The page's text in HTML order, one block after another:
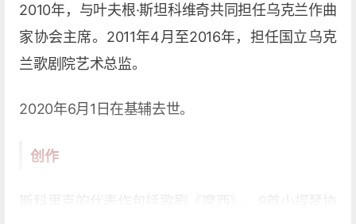
2010年，与叶夫根·斯坦科维奇共同担任乌克兰作曲
家协会主席。2011年4月至2016年，担任国立乌克
兰歌剧院艺术总监。
2020年6月1日在基辅去世。
创作